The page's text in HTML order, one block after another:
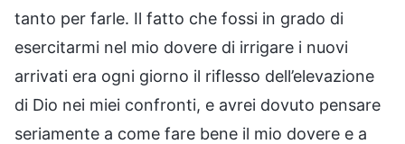
tanto per farle. Il fatto che fossi in grado di
esercitarmi nel mio dovere di irrigare i nuovi
arrivati era ogni giorno il riflesso dell’elevazione
di Dio nei miei confronti, e avrei dovuto pensare
seriamente a come fare bene il mio dovere e a